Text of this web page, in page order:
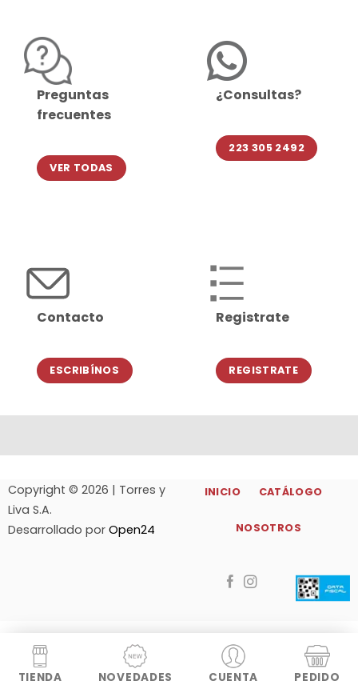
Preguntas
frecuentes
VER TODAS
¿Consultas?
223 305 2492
Contacto
ESCRIBÍNOS
Registrate
REGISTRATE
Copyright © 2026 | Torres y
Liva S.A.
Desarrollado por Open24
INICIO CATÁLOGO
NOSOTROS
TIENDA NOVEDADES CUENTA PEDIDO